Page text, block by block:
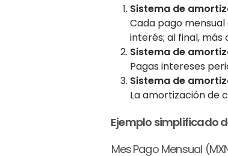
Sistema de
Cada pago
interés; al final, más
Sistema de
Pagas intereses
Sistema de
La amortización de
Ejemplo simplificado
MesPago Mensual